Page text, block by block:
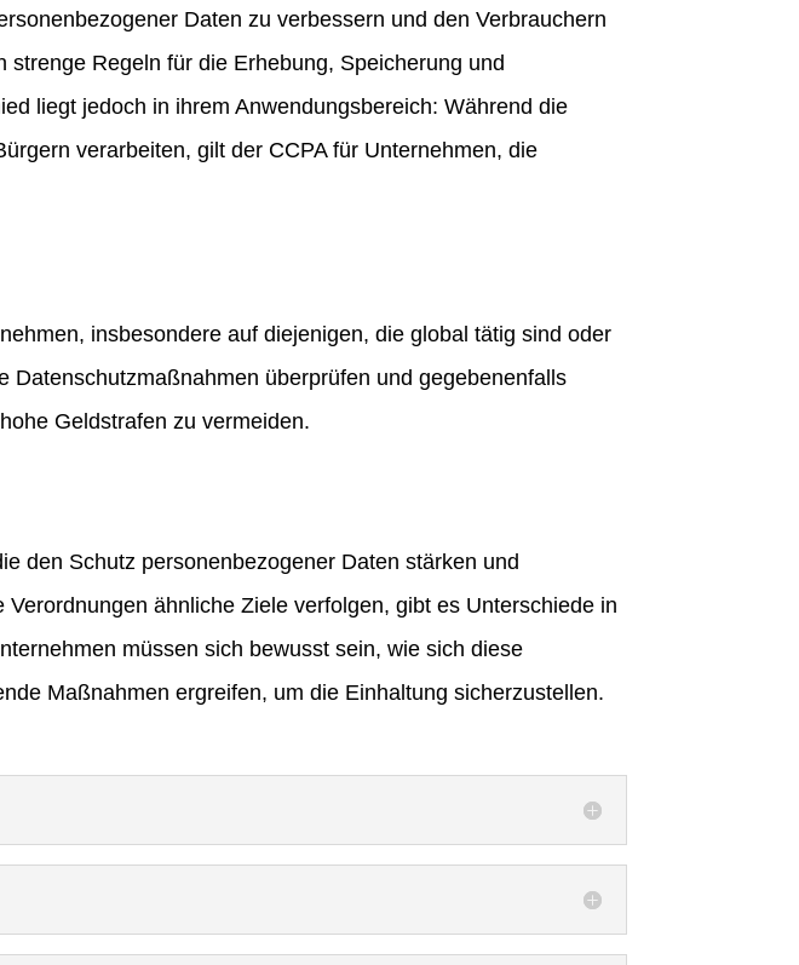
Daten zu verbessern und den Verbrauchern
Regeln für die Erhebung, Speicherung und
liegt jedoch in ihrem Anwendungsbereich: Während die
verarbeiten, gilt der CCPA für Unternehmen, die
insbesondere auf diejenigen, die global tätig sind oder
Datenschutzmaßnahmen überprüfen und gegebenenfalls
Geldstrafen zu vermeiden.
den Schutz personenbezogener Daten stärken und
ähnliche Ziele verfolgen, gibt es Unterschiede in
müssen sich bewusst sein, wie sich diese
Maßnahmen ergreifen, um die Einhaltung sicherzustellen.